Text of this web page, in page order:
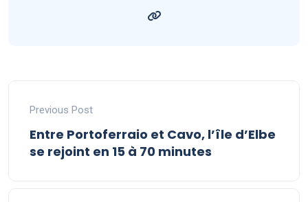
Previous Post
Entre Portoferraio et Cavo, l’île d’Elbe
se rejoint en 15 à 70 minutes